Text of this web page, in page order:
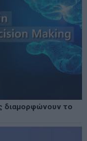
διαμορφώνουν το